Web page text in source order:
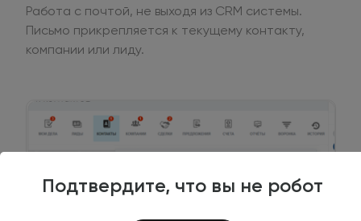
Подтвердите, что вы не робот
Работа с почтой, не выходя из CRM системы.
Письмо прикрепляется к текущему контакту,
компании или лиду.